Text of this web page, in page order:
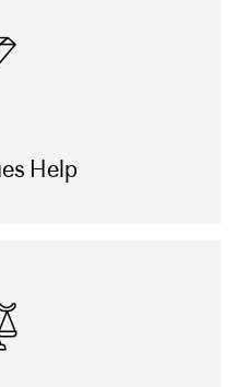
Help